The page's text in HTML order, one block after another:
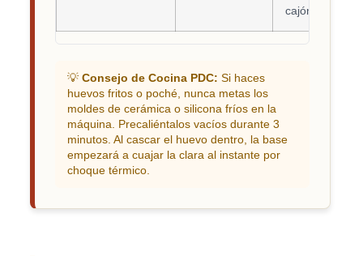
cajón cada
💡 Consejo de Cocina PDC: Si haces
huevos fritos o poché, nunca metas los
moldes de cerámica o silicona fríos en la
máquina. Precaliéntalos vacíos durante 3
minutos. Al cascar el huevo dentro, la base
empezará a cuajar la clara al instante por
choque térmico.